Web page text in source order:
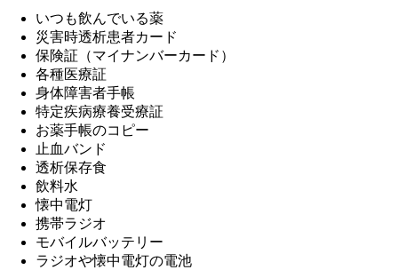
いつも飲んでいる薬
災害時透析患者カード
保険証（マイナンバーカード）
各種医療証
身体障害者手帳
特定疾病療養受療証
お薬手帳のコピー
止血バンド
透析保存食
飲料水
懐中電灯
携帯ラジオ
モバイルバッテリー
ラジオや懐中電灯の電池